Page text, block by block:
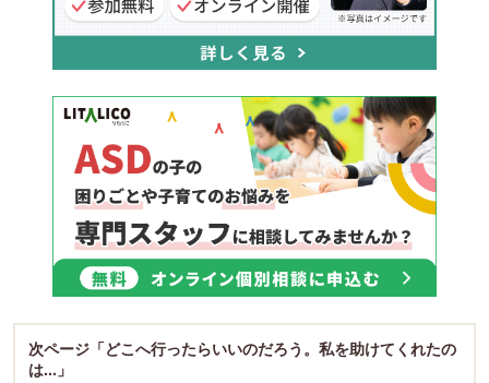
次ページ「どこへ行ったらいいのだろう。私を助けてくれたの
は…」